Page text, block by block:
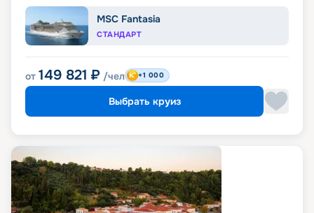
MSC Fantasia
СТАНДАРТ
от 149 821 ₽ /чел +1 000
Выбрать круиз